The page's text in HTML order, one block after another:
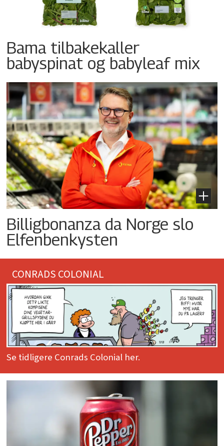
Bama tilbakekaller
babyspinat og babyleaf mix
Billigbonanza da Norge slo
Elfenbenkysten
CONRADS COLONIAL
Se tidligere Conrads Colonial her.